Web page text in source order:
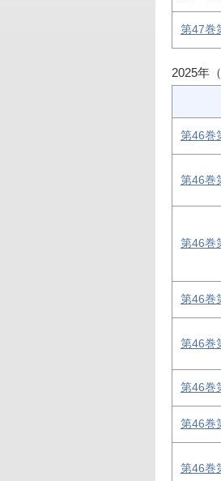
第47巻
2025年
第46巻
第46巻
第46巻
第46巻
第46巻
第46巻
第46巻
第46巻